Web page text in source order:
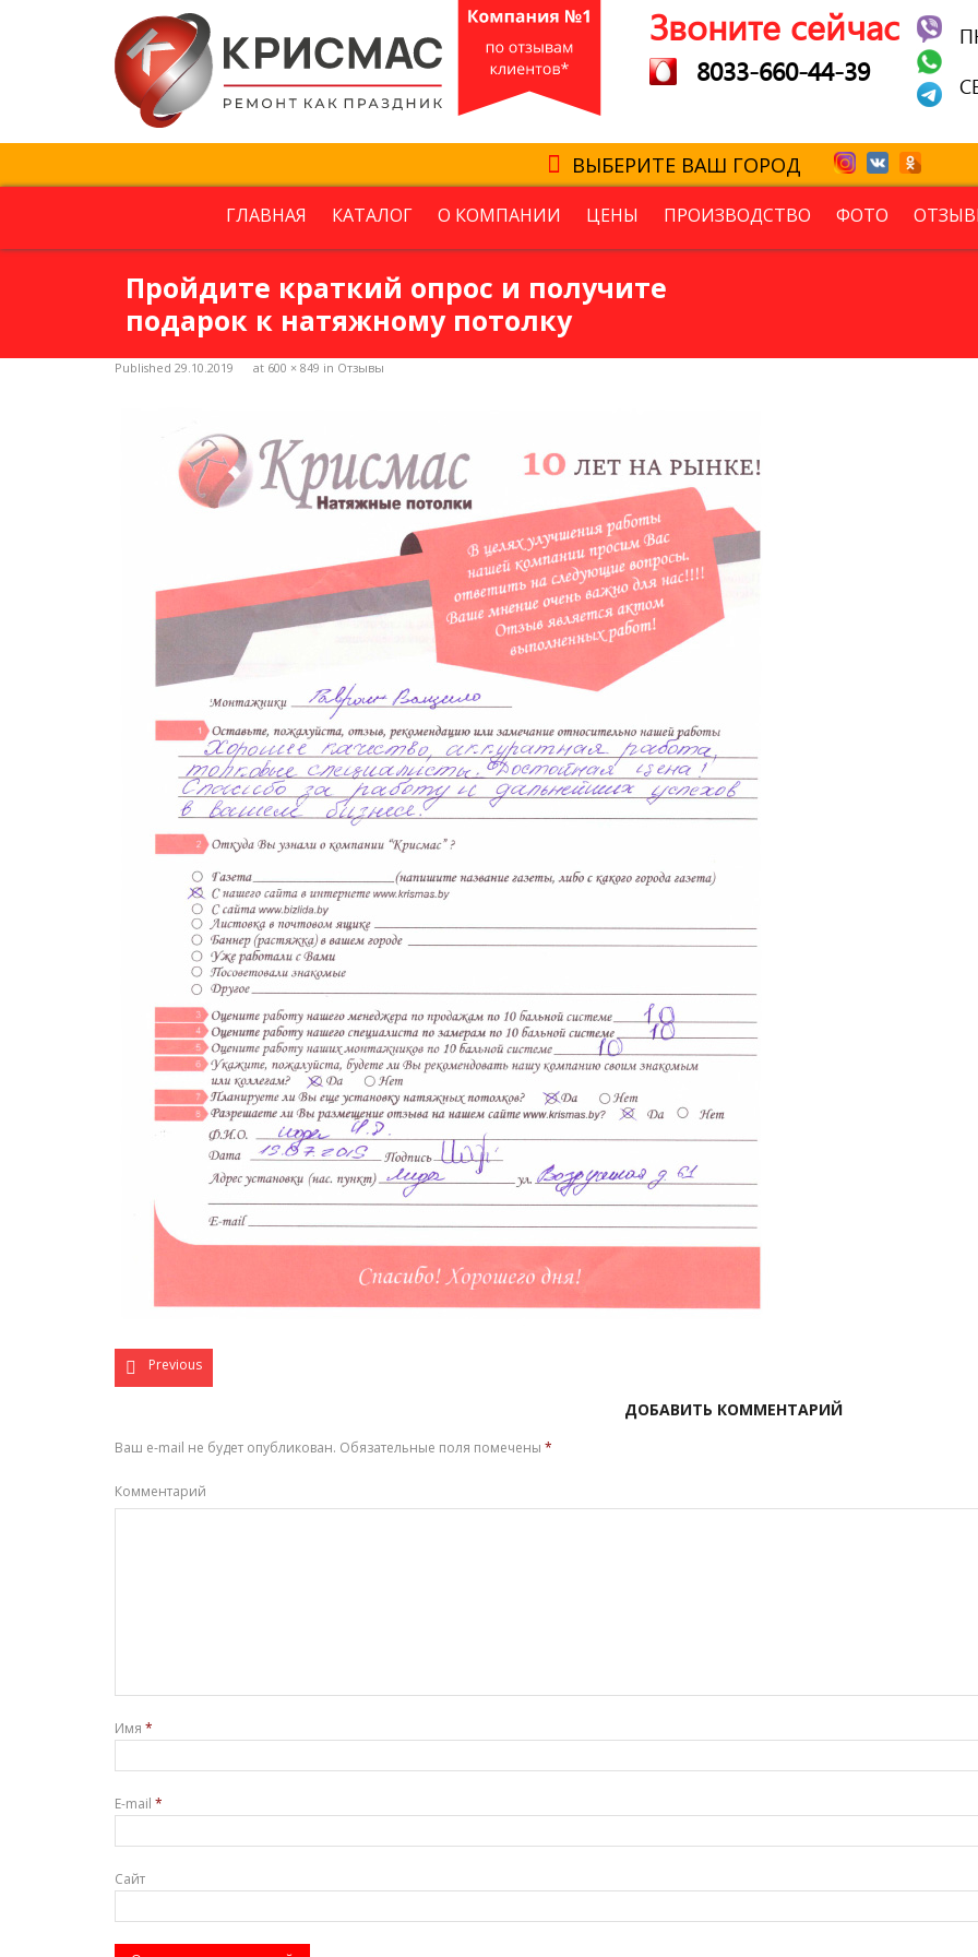
Детская
Прихожая
Санузел
Несколько комнат
Далее
Звоните сейчас
8033-660-44-39
ВЫБЕРИТЕ ВАШ ГОРОД
ГЛАВНАЯ КАТАЛОГ О КОМПАНИИ ЦЕНЫ ПРОИЗВОДСТВО ФОТО
Пройдите краткий опрос и получите
подарок к натяжному потолку
Published 29.10.2019 at 600 × 849 in Отзывы
Previous
ДОБАВИТЬ КОММЕНТАРИЙ
Ваш e-mail не будет опубликован. Обязательные поля помечены *
Комментарий
Имя *
E-mail *
Сайт